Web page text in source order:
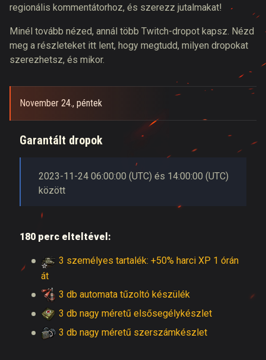
regionális kommentátorhoz, és szerezz jutalmakat!
Minél tovább nézed, annál több Twitch-dropot kapsz. Nézd
meg a részleteket itt lent, hogy megtudd, milyen dropokat
szerezhetsz, és mikor.
November 24., péntek
Garantált dropok
2023-11-24 06:00:00 (UTC) és 14:00:00 (UTC)
között
180 perc elteltével:
3 személyes tartalék: +50% harci XP 1 órán
át
3 db automata tűzoltó készülék
3 db nagy méretű elsősegélykészlet
3 db nagy méretű szerszámkészlet